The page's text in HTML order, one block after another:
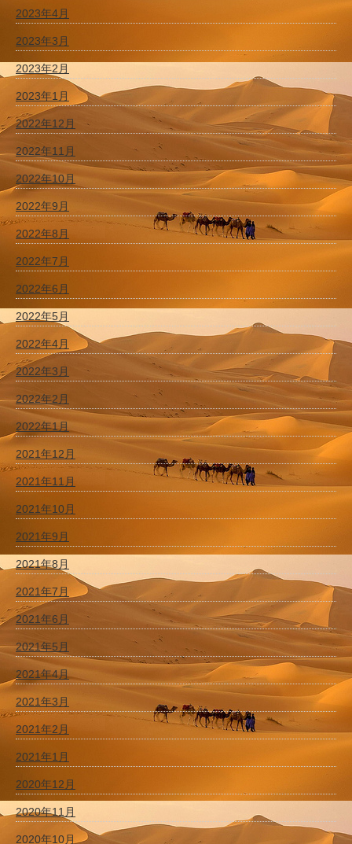
2023年4月
2023年3月
2023年2月
2023年1月
2022年12月
2022年11月
2022年10月
2022年9月
2022年8月
2022年7月
2022年6月
2022年5月
2022年4月
2022年3月
2022年2月
2022年1月
2021年12月
2021年11月
2021年10月
2021年9月
2021年8月
2021年7月
2021年6月
2021年5月
2021年4月
2021年3月
2021年2月
2021年1月
2020年12月
2020年11月
2020年10月